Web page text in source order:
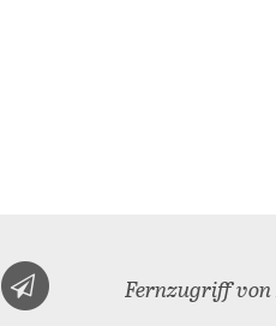
Fernzugriff von